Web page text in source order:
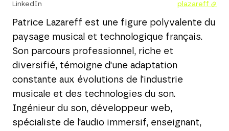
LinkedIn plazareff
Patrice Lazareff est une figure polyvalente du
paysage musical et technologique français.
Son parcours professionnel, riche et
diversifié, témoigne d'une adaptation
constante aux évolutions de l'industrie
musicale et des technologies du son.
Ingénieur du son, développeur web,
spécialiste de l'audio immersif, enseignant,